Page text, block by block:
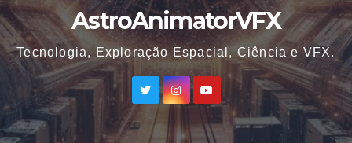
AstroAnimatorVFX
Tecnologia, Exploração Espacial, Ciência e VFX.